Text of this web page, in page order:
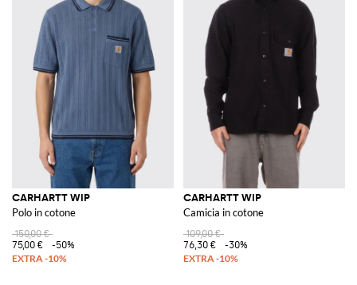
CARHARTT WIP
Polo in cotone
150,00 €
75,00 €
-50%
CARHARTT WIP
Camicia in cotone
109,00 €
76,30 €
-30%